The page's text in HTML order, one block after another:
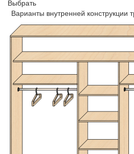
Выбрать
Варианты внутренней конструкции